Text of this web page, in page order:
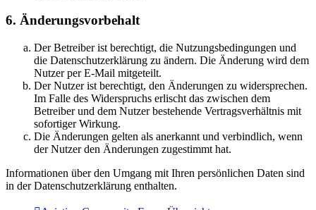
6. Änderungsvorbehalt
Der Betreiber ist berechtigt, die Nutzungsbedingungen und
die Datenschutzerklärung zu ändern. Die Änderung wird dem
Nutzer per E-Mail mitgeteilt.
Der Nutzer ist berechtigt, den Änderungen zu widersprechen.
Im Falle des Widerspruchs erlischt das zwischen dem
Betreiber und dem Nutzer bestehende Vertragsverhältnis mit
sofortiger Wirkung.
Die Änderungen gelten als anerkannt und verbindlich, wenn
der Nutzer den Änderungen zugestimmt hat.
Informationen über den Umgang mit Ihren persönlichen Daten sind
in der Datenschutzerklärung enthalten.